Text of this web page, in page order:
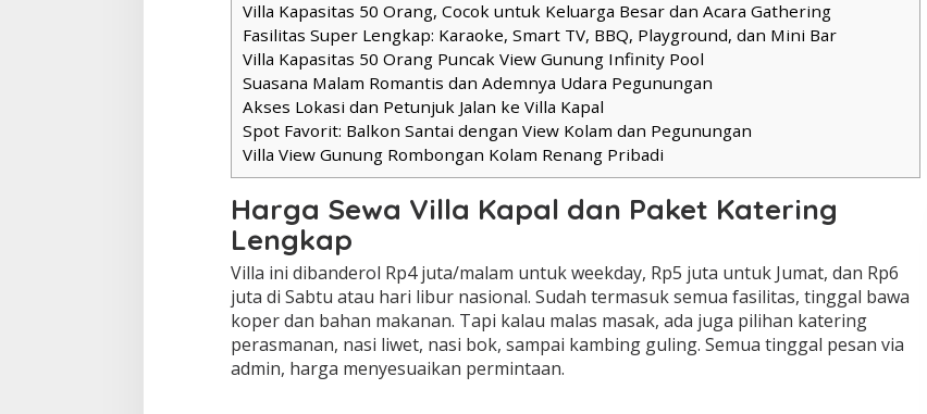
Villa Kapasitas 50 Orang, Cocok untuk Keluarga Besar dan Acara Gathering
Fasilitas Super Lengkap: Karaoke, Smart TV, BBQ, Playground, dan Mini Bar
Villa Kapasitas 50 Orang Puncak View Gunung Infinity Pool
Suasana Malam Romantis dan Ademnya Udara Pegunungan
Akses Lokasi dan Petunjuk Jalan ke Villa Kapal
Spot Favorit: Balkon Santai dengan View Kolam dan Pegunungan
Villa View Gunung Rombongan Kolam Renang Pribadi
Harga Sewa Villa Kapal dan Paket Katering
Lengkap
Villa ini dibanderol Rp4 juta/malam untuk weekday, Rp5 juta untuk Jumat, dan Rp6
juta di Sabtu atau hari libur nasional. Sudah termasuk semua fasilitas, tinggal bawa
koper dan bahan makanan. Tapi kalau malas masak, ada juga pilihan katering
perasmanan, nasi liwet, nasi bok, sampai kambing guling. Semua tinggal pesan via
admin, harga menyesuaikan permintaan.